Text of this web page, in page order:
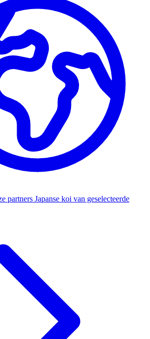
partners Japanse koi van geselecteerde